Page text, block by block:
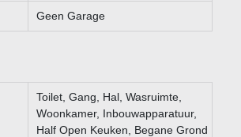
Geen Garage
Toilet, Gang, Hal, Wasruimte,
Woonkamer, Inbouwapparatuur,
Half Open Keuken, Begane Grond